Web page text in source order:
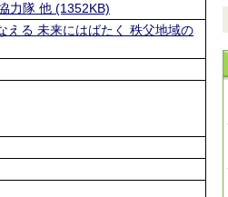
力隊 他 (1352KB)
える 未来にはばたく 秩父地域の